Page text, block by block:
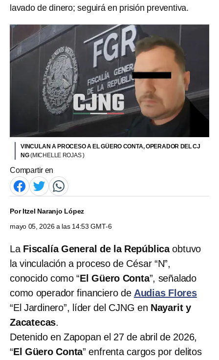
lavado de dinero; seguirá en prisión preventiva.
VINCULAN A PROCESO A EL GÜERO CONTA, OPERADOR DEL CJ
NG(MICHELLE ROJAS )
Compartir en
PorItzel Naranjo López
mayo 05, 2026 a las 14:53 GMT-6
La Fiscalía General de la Repúblicaobtuvo
la vinculación a proceso de César “N”,
conocido como “El Güero Conta”, señalado
como operador financiero de Audias Flores
“El Jardinero”, líder del CJNG en Nayarit y
Zacatecas.
Detenido en Zapopan el 27 de abril de 2026,
“El Güero Conta” enfrenta cargos por delitos